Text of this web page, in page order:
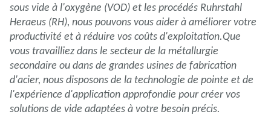
sous vide à l'oxygène (VOD) et les procédés Ruhrstahl
Heraeus (RH), nous pouvons vous aider à améliorer votre
productivité et à réduire vos coûts d'exploitation.Que
vous travailliez dans le secteur de la métallurgie
secondaire ou dans de grandes usines de fabrication
d'acier, nous disposons de la technologie de pointe et de
l'expérience d'application approfondie pour créer vos
solutions de vide adaptées à votre besoin précis.